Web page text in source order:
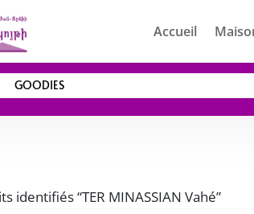
Accueil
GOODIES
identifiés “TER MINASSIAN Vahé”